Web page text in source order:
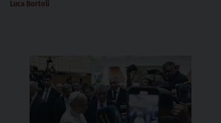
Luca Bortoli